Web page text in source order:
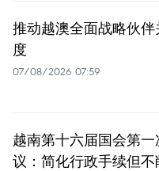
推动越澳全面战略伙
度
07/08/2026 07:59
越南第十六届国会第
议：简化行政手续但